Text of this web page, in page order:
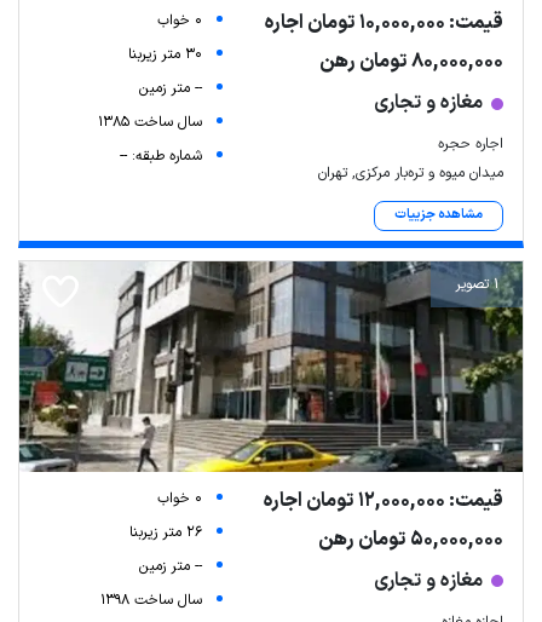
قیمت: 10,000,000 تومان اجاره
80,000,000 تومان رهن
مغازه و تجاری
اجاره حجره
میدان میوه و تره‌بار مرکزی, تهران
مشاهده جزییات
0 خواب
30 متر زیربنا
-- متر زمین
سال ساخت 1385
شماره طبقه: --
1 تصویر
قیمت: 12,000,000 تومان اجاره
50,000,000 تومان رهن
مغازه و تجاری
0 خواب
26 متر زیربنا
-- متر زمین
سال ساخت 1398